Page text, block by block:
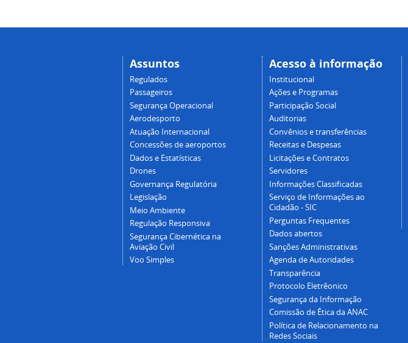
Assuntos
Regulados
Passageiros
Segurança Operacional
Aerodesporto
Atuação Internacional
Concessões de aeroportos
Dados e Estatísticas
Drones
Governança Regulatória
Legislação
Meio Ambiente
Regulação Responsiva
Segurança Cibernética na
Aviação Civil
Voo Simples
Acesso à informação
Institucional
Ações e Programas
Participação Social
Auditorias
Convênios e transferências
Receitas e Despesas
Licitações e Contratos
Servidores
Informações Classificadas
Serviço de Informações ao
Cidadão - SIC
Perguntas Frequentes
Dados abertos
Sanções Administrativas
Agenda de Autoridades
Transparência
Protocolo Eletrêonico
Segurança da Informação
Comissão de Ética da ANAC
Política de Relacionamento na
Redes Sociais